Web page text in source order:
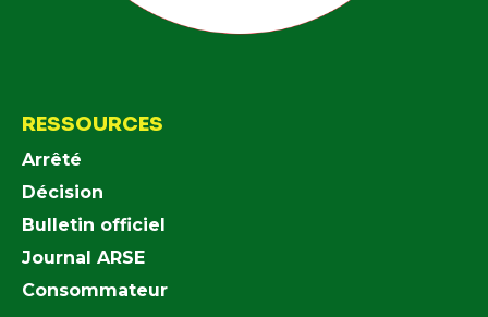
RESSOURCES
Arrêté
Décision
Bulletin officiel
Journal ARSE
Consommateur